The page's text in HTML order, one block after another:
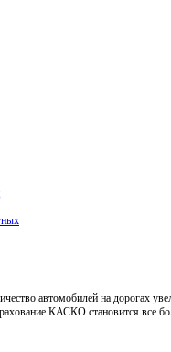
автомобилей на дорогах
КАСКО становится все